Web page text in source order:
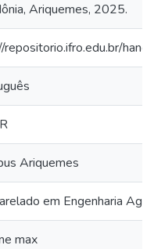
Ariquemes, 2025.
repositorio.ifro.edu.br/
Ariquemes
em Engenharia
max